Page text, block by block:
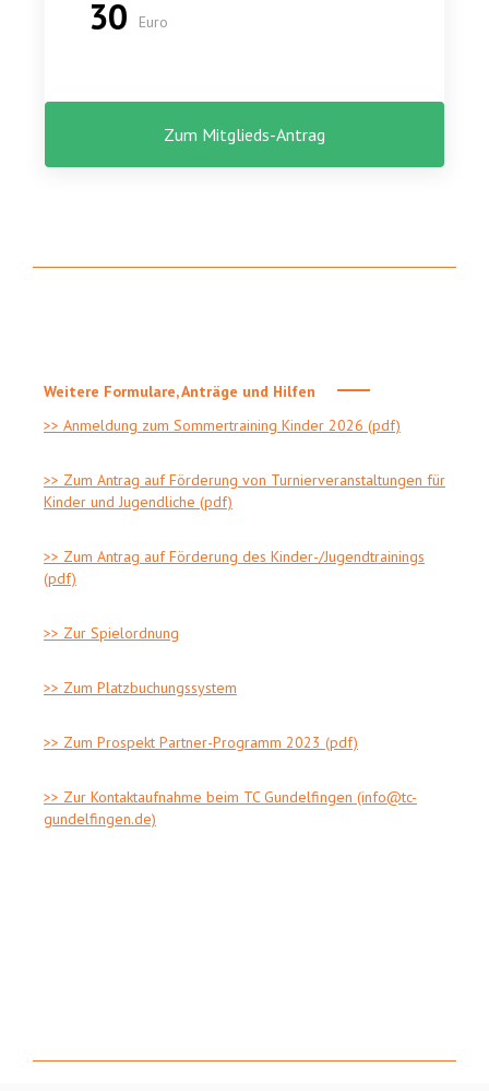
30 Euro
Zum Mitglieds-Antrag
Weitere Formulare, Anträge und Hilfen
>> Anmeldung zum Sommertraining Kinder 2026 (pdf)
>> Zum Antrag auf Förderung von Turnierveranstaltungen für
Kinder und Jugendliche (pdf)
>> Zum Antrag auf Förderung des Kinder-/Jugendtrainings
(pdf)
>> Zur Spielordnung
>> Zum Platzbuchungssystem
>> Zum Prospekt Partner-Programm 2023 (pdf)
>> Zur Kontaktaufnahme beim TC Gundelfingen (info@tc-
gundelfingen.de)